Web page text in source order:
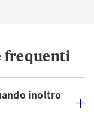
frequenti
inoltro